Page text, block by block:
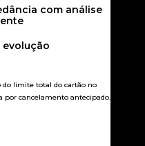
com análise
evolução
limite total do cartão no
cancelamento antecipado.